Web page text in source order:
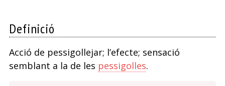
Definició
Acció de pessigollejar; l’efecte; sensació
semblant a la de les pessigolles.